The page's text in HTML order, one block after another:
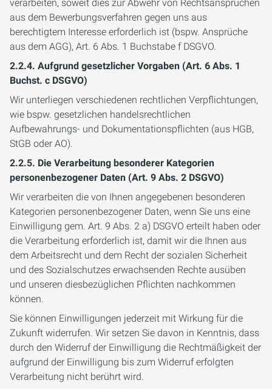
verarbeiten, soweit dies zur Abwehr von Rechtsansprüchen
aus dem Bewerbungsverfahren gegen uns aus
berechtigtem Interesse erforderlich ist (bspw. Ansprüche
aus dem AGG), Art. 6 Abs. 1 Buchstabe f DSGVO.
2.2.4. Aufgrund gesetzlicher Vorgaben (Art. 6 Abs. 1
Buchst. c DSGVO)
Wir unterliegen verschiedenen rechtlichen Verpflichtungen,
wie bspw. gesetzlichen handelsrechtlichen
Aufbewahrungs- und Dokumentationspflichten (aus HGB,
StGB oder AO).
2.2.5. Die Verarbeitung besonderer Kategorien
personenbezogener Daten (Art. 9 Abs. 2 DSGVO)
Wir verarbeiten die von Ihnen angegebenen besonderen
Kategorien personenbezogener Daten, wenn Sie uns eine
Einwilligung gem. Art. 9 Abs. 2 a) DSGVO erteilt haben oder
die Verarbeitung erforderlich ist, damit wir die Ihnen aus
dem Arbeitsrecht und dem Recht der sozialen Sicherheit
und des Sozialschutzes erwachsenden Rechte ausüben
und unseren diesbezüglichen Pflichten nachkommen
können.
Sie können Einwilligungen jederzeit mit Wirkung für die
Zukunft widerrufen. Wir setzen Sie davon in Kenntnis, dass
durch den Widerruf der Einwilligung die Rechtmäßigkeit der
aufgrund der Einwilligung bis zum Widerruf erfolgten
Verarbeitung nicht berührt wird.